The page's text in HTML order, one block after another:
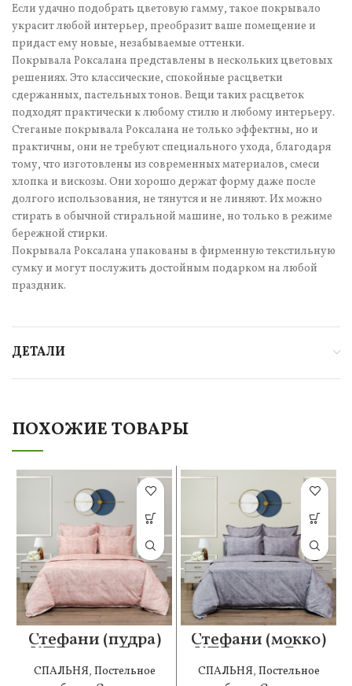
Если удачно подобрать цветовую гамму, такое покрывало
украсит любой интерьер, преобразит ваше помещение и
придаст ему новые, незабываемые оттенки.
Покрывала Роксалана представлены в нескольких цветовых
решениях. Это классические, спокойные расцветки
сдержанных, пастельных тонов. Вещи таких расцветок
подходят практически к любому стилю и любому интерьеру.
Стеганые покрывала Роксалана не только эффектны, но и
практичны, они не требуют специального ухода, благодаря
тому, что изготовлены из современных материалов, смеси
хлопка и вискозы. Они хорошо держат форму даже после
долгого использования, не тянутся и не линяют. Их можно
стирать в обычной стиральной машине, но только в режиме
бережной стирки.
Покрывала Роксалана упакованы в фирменную текстильную
сумку и могут послужить достойным подарком на любой
праздник.
ДЕТАЛИ
ПОХОЖИЕ ТОВАРЫ
Стефани (пудра)
КПБ сатин Евро
СПАЛЬНЯ, Постельное
Стефани (мокко)
КПБ сатин Евро
СПАЛЬНЯ, Постельное